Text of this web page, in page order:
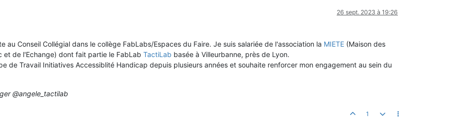
26 sept. 2023 à 19:26
au Conseil Collégial dans le collège FabLabs/Espaces du Faire. Je suis salariée de l'association la MIETE (Maison des
et de l'Echange) dont fait partie le FabLab TactiLab basée à Villeurbanne, près de Lyon.
de Travail Initiatives Accessiblité Handicap depuis plusieurs années et souhaite renforcer mon engagement au sein du
@angele_tactilab
1